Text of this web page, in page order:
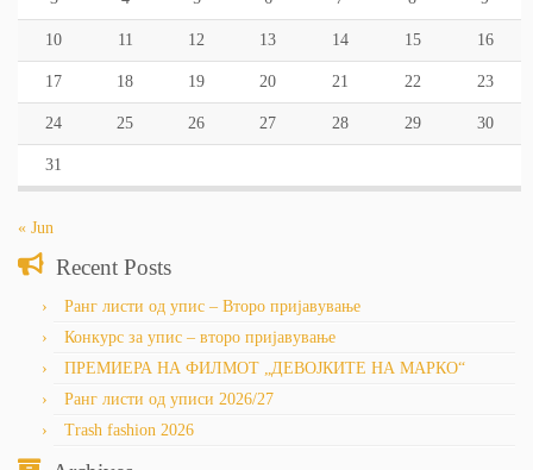
10 11 12 13 14 15 16
17 18 19 20 21 22 23
24 25 26 27 28 29 30
31
« Jun
Recent Posts
Ранг листи од упис – Второ пријавување
Конкурс за упис – второ пријавување
ПРЕМИЕРА НА ФИЛМОТ „ДЕВОЈКИТЕ НА МАРКО“
Ранг листи од уписи 2026/27
Trash fashion 2026